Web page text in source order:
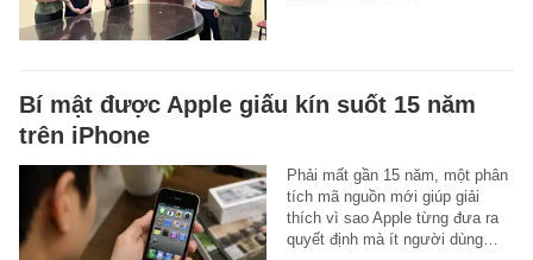
Bí mật được Apple giấu kín suốt 15 năm
trên iPhone
Phải mất gần 15 năm, một phân
tích mã nguồn mới giúp giải
thích vì sao Apple từng đưa ra
quyết định mà ít người dùng…